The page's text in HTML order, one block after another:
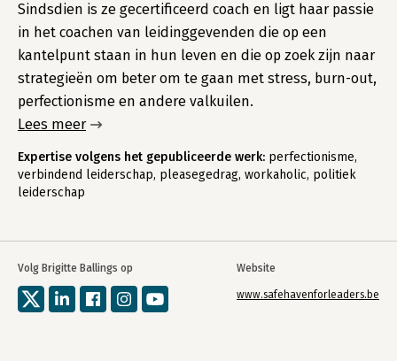
Volg Brigitte Ballings op Website
www.safehavenforleaders.be
Sindsdien is ze gecertificeerd coach en ligt haar passie
in het coachen van leidinggevenden die op een
kantelpunt staan in hun leven en die op zoek zijn naar
strategieën om beter om te gaan met stress, burn-out,
perfectionisme en andere valkuilen.
Lees meer
Expertise volgens het gepubliceerde werk: perfectionisme,
verbindend leiderschap, pleasegedrag, workaholic, politiek
leiderschap